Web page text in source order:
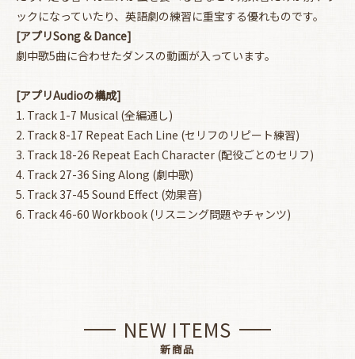
ックになっていたり、英語劇の練習に重宝する優れものです。
[アプリSong & Dance]
劇中歌5曲に合わせたダンスの動画が入っています。
[アプリAudioの構成]
1. Track 1-7 Musical (全編通し)
2. Track 8-17 Repeat Each Line (セリフのリピート練習)
3. Track 18-26 Repeat Each Character (配役ごとのセリフ)
4. Track 27-36 Sing Along (劇中歌)
5. Track 37-45 Sound Effect (効果音)
6. Track 46-60 Workbook (リスニング問題やチャンツ)
NEW ITEMS
新商品